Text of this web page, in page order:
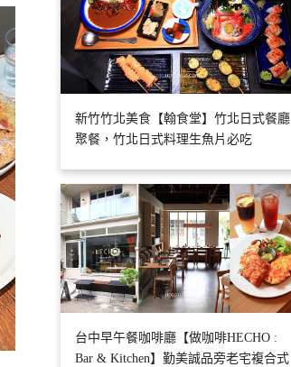
新竹竹北美食【翰食堂】竹北日式餐廳
聚餐，竹北日式料理生魚片必吃
台中早午餐咖啡廳【做咖啡HECHO :
Bar & Kitchen】勤美誠品旁老宅複合式